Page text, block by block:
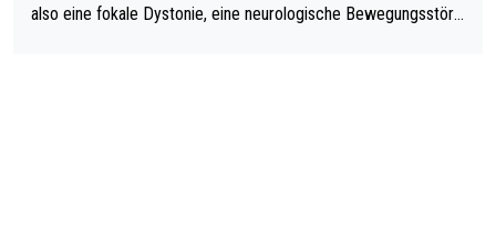
also eine fokale Dystonie, eine neurologische Bewegungsstöru